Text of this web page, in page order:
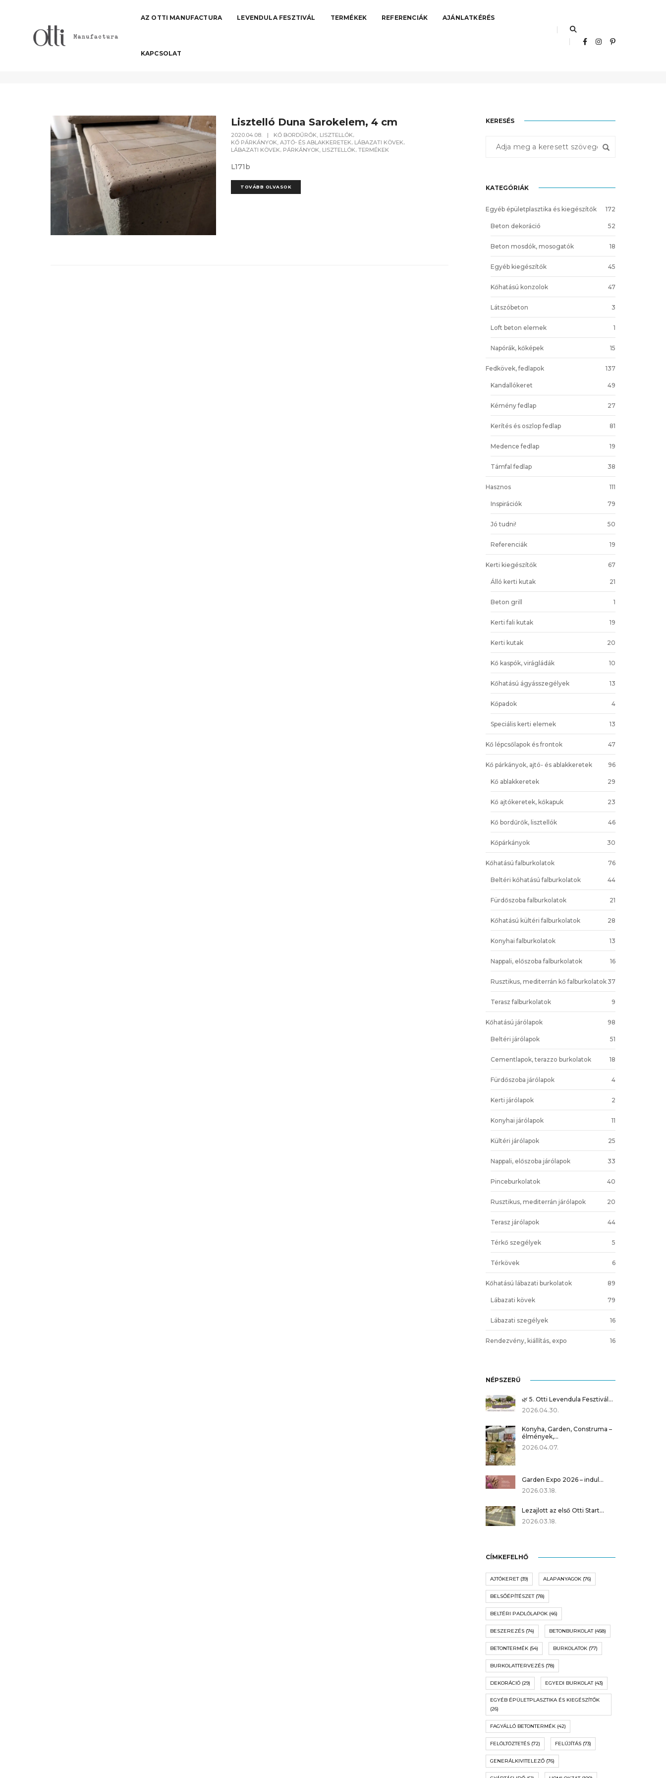
AZ OTTI MANUFACTURA LEVENDULA FESZTIVÁL TERMÉKEK REFERENCIÁK AJÁNLATKÉRÉS
KAPCSOLAT
lisztelló sarokelem
Lisztelló Duna Sarokelem, 4 cm
2020.04.08. | KŐ BORDŰRŐK, LISZTELLÓK,
KŐ PÁRKÁNYOK, AJTÓ- ÉS ABLAKKERETEK, LÁBAZATI KÖVEK,
LÁBAZATI KÖVEK, PÁRKÁNYOK, LISZTELLÓK,TERMÉKEK
L171b
TOVÁBB OLVASOK
KERESÉS
KATEGÓRIÁK
Egyéb épületplasztika és kiegészítők 172
Beton dekoráció 52
Beton mosdók, mosogatók 18
Egyéb kiegészítők 45
Kőhatású konzolok 47
Látszóbeton 3
Loft beton elemek 1
Napórák, kőképek 15
Fedkövek, fedlapok 137
Kandallókeret 49
Kémény fedlap 27
Kerítés és oszlop fedlap 81
Medence fedlap 19
Támfal fedlap 38
Hasznos 111
Inspirációk 79
Jó tudni! 50
Referenciák 19
Kerti kiegészítők 67
Álló kerti kutak 21
Beton grill 1
Kerti fali kutak 19
Kerti kutak 20
Kő kaspók, virágládák 10
Kőhatású ágyásszegélyek 13
Kőpadok 4
Speciális kerti elemek 13
Kő lépcsőlapok és frontok 47
Kő párkányok, ajtó- és ablakkeretek 96
Kő ablakkeretek 29
Kő ajtókeretek, kőkapuk 23
Kő bordűrők, lisztellók 46
Kőpárkányok 30
Kőhatású falburkolatok 76
Beltéri kőhatású falburkolatok 44
Fürdőszoba falburkolatok 21
Kőhatású kültéri falburkolatok 28
Konyhai falburkolatok 13
Nappali, előszoba falburkolatok 16
Rusztikus, mediterrán kő falburkolatok37
Terasz falburkolatok 9
Kőhatású járólapok 98
Beltéri járólapok 51
Cementlapok, terazzo burkolatok 18
Fürdőszoba járólapok 4
Kerti járólapok 2
Konyhai járólapok 11
Kültéri járólapok 25
Nappali, előszoba járólapok 33
Pinceburkolatok 40
Rusztikus, mediterrán járólapok 20
Terasz járólapok 44
Térkő szegélyek 5
Térkövek 6
Kőhatású lábazati burkolatok 89
Lábazati kövek 79
Lábazati szegélyek 16
Rendezvény, kiállítás, expo 16
NÉPSZERŰ
🌿 5. Otti Levendula Fesztivál…
2026.04.30.
Konyha, Garden, Construma –
élmények,…
2026.04.07.
Garden Expo 2026 – indul…
2026.03.18.
Lezajlott az első Otti Start…
2026.03.18.
CÍMKEFELHŐ
AJTÓKERET(39) ALAPANYAGOK(76)
BELSŐÉPÍTÉSZET(78)
BELTÉRI PADLÓLAPOK(46)
BESZEREZÉS(74) BETONBURKOLAT(458)
BETONTERMÉK(54) BURKOLATOK(77)
BURKOLATTERVEZÉS(78)
DEKORÁCIÓ(29) EGYEDI BURKOLAT(43)
EGYÉB ÉPÜLETPLASZTIKA ÉS KIEGÉSZÍTŐK
(26)
FAGYÁLLÓ BETONTERMÉK(42)
FELÖLTÖZTETÉS(72) FELÚJÍTÁS(73)
GENERÁLKIVITELEZŐ(76)